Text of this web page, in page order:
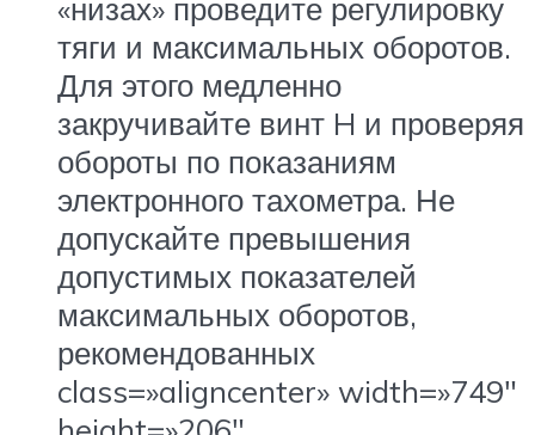
«низах» проведите регулировку
тяги и максимальных оборотов.
Для этого медленно
закручивайте винт H и проверяя
обороты по показаниям
электронного тахометра. Не
допускайте превышения
допустимых показателей
максимальных оборотов,
рекомендованных
class=»aligncenter» width=»749″